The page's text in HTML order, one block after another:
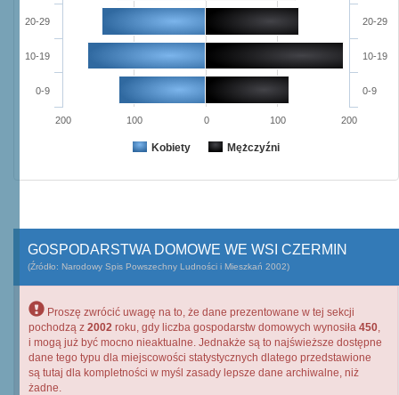
Kobiety Mężczyźni
0-9
10-19
20-29
0-9
10-19
20-29
200 100 0 100 200
GOSPODARSTWA DOMOWE WE WSI CZERMIN
(Źródło: Narodowy Spis Powszechny Ludności i Mieszkań 2002)
Proszę zwrócić uwagę na to, że dane prezentowane w tej sekcji
pochodzą z 2002 roku, gdy liczba gospodarstw domowych wynosiła 450,
i mogą już być mocno nieaktualne. Jednakże są to najświeższe dostępne
dane tego typu dla miejscowości statystycznych dlatego przedstawione
są tutaj dla kompletności w myśl zasady lepsze dane archiwalne, niż
żadne.